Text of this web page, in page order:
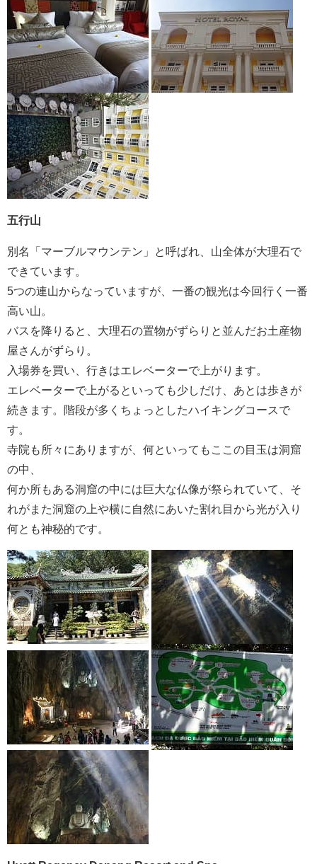
五行山
別名「マーブルマウンテン」と呼ばれ、山全体が大理石で
できています。
5つの連山からなっていますが、一番の観光は今回行く一番
高い山。
バスを降りると、大理石の置物がずらりと並んだお土産物
屋さんがずらり。
入場券を買い、行きはエレベーターで上がります。
エレベーターで上がるといっても少しだけ、あとは歩きが
続きます。階段が多くちょっとしたハイキングコースで
す。
寺院も所々にありますが、何といってもここの目玉は洞窟
の中、
何か所もある洞窟の中には巨大な仏像が祭られていて、そ
れがまた洞窟の上や横に自然にあいた割れ目から光が入り
何とも神秘的です。